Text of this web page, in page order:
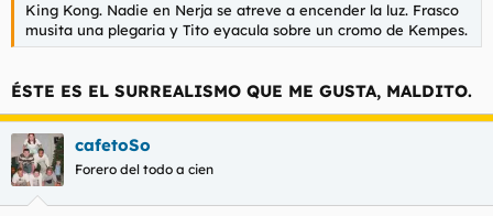
King Kong. Nadie en Nerja se atreve a encender la luz. Frasco
musita una plegaria y Tito eyacula sobre un cromo de Kempes.
ÉSTE ES EL SURREALISMO QUE ME GUSTA, MALDITO.
cafetoSo
Forero del todo a cien